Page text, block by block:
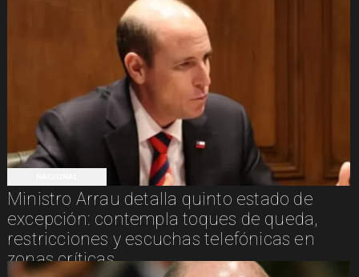
Ministro Arrau detalla quinto estado de
excepción: contempla toques de queda,
restricciones y escuchas telefónicas en
zonas críticas